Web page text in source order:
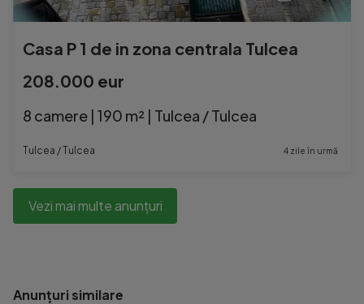
Casa P 1 de in zona centrala Tulcea
208.000 eur
8 camere | 190 m² | Tulcea / Tulcea
Tulcea / Tulcea 4 zile în urmă
Vezi mai multe anunțuri
Anunțuri similare